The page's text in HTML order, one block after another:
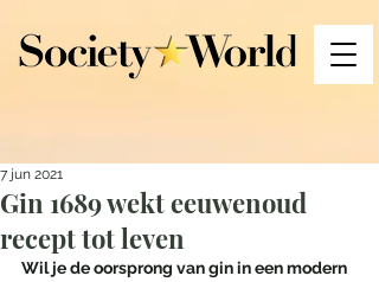
Gin 1689 wekt eeuwenoud
recept tot leven
7 jun 2021
Wil je de oorsprong van gin in een modern